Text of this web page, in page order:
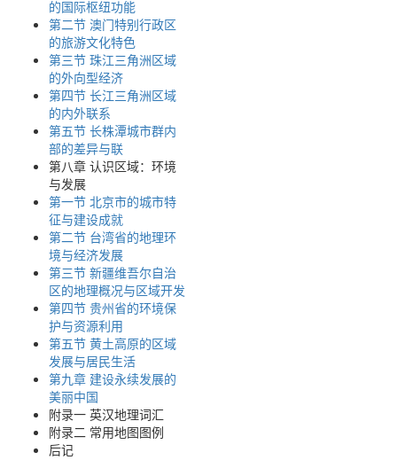
的国际枢纽功能
第二节 澳门特别行政区
的旅游文化特色
第三节 珠江三角洲区域
的外向型经济
第四节 长江三角洲区域
的内外联系
第五节 长株潭城市群内
部的差异与联
第八章 认识区域：环境
与发展
第一节 北京市的城市特
征与建设成就
第二节 台湾省的地理环
境与经济发展
第三节 新疆维吾尔自治
区的地理概况与区域开发
第四节 贵州省的环境保
护与资源利用
第五节 黄土高原的区域
发展与居民生活
第九章 建设永续发展的
美丽中国
附录一 英汉地理词汇
附录二 常用地图图例
后记